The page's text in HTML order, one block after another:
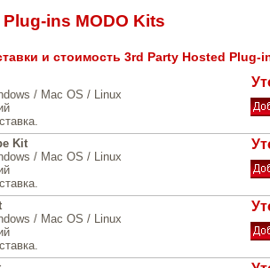
ins MODO Kits
и стоимость 3rd Party Hosted Plug-
/ Mac OS / Linux
Kit
/ Mac OS / Linux
/ Mac OS / Linux